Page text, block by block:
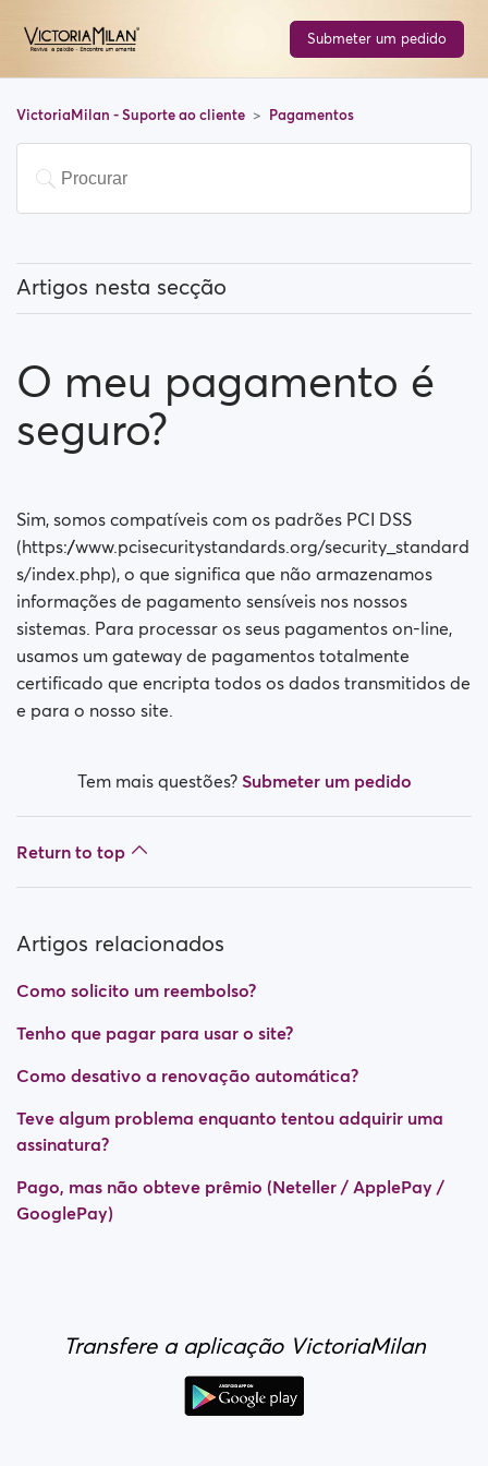
Submeter um pedido
VictoriaMilan - Suporte ao cliente Pagamentos
Artigos nesta secção
Como posso atualizar a minha conta?
Que métodos de pagamento posso usar?
A minha assinatura tem um pagamento mensal?
Como desativo a renovação automática?
Teve algum problema enquanto tentou adquirir uma
assinatura?
Como solicito um reembolso?
Não consigo pagar / O cartão foi rejeitado
GooglePay)
O meu pagamento é
seguro?
Sim, somos compatíveis com os padrões PCI DSS
(https://www.pcisecuritystandards.org/security_standard
s/index.php), o que significa que não armazenamos
informações de pagamento sensíveis nos nossos
sistemas. Para processar os seus pagamentos on-line,
usamos um gateway de pagamentos totalmente
certificado que encripta todos os dados transmitidos de
e para o nosso site.
Tem mais questões? Submeter um pedido
Return to top
Artigos relacionados
Como solicito um reembolso?
Tenho que pagar para usar o site?
Como desativo a renovação automática?
Teve algum problema enquanto tentou adquirir uma
assinatura?
Pago, mas não obteve prêmio (Neteller / ApplePay /
GooglePay)
Transfere a aplicação VictoriaMilan